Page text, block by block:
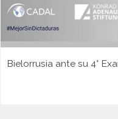
Bielorrusia ante su 4°